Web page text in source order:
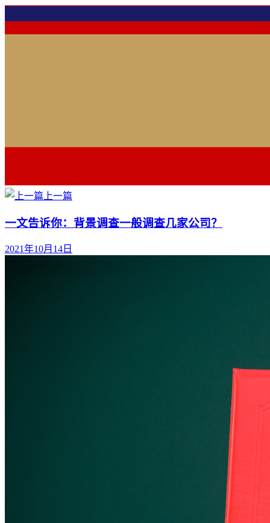
上一篇
一文告诉你：背景调查一般调查几家公司？
2021年10月14日